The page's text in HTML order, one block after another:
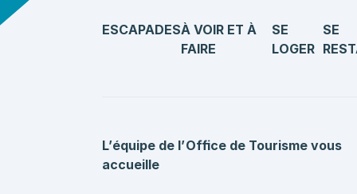
ESCAPADESÀ VOIR ET À
FAIRE
SE
LOGER
SE
L’équipe de l’Office de Tourisme vous
accueille